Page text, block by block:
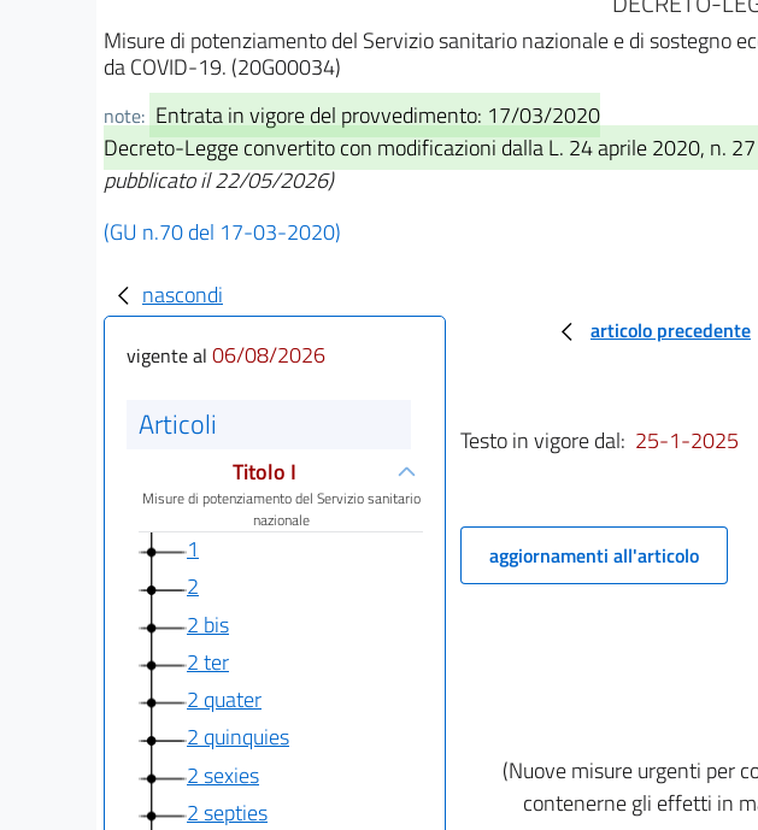
Misure di potenziamento del Servizio sanitario nazionale e di sostegno
da COVID-19. (20G00034)
note: Entrata in vigore del provvedimento: 17/03/2020
Decreto-Legge convertito con modificazioni dalla L. 24 aprile 2020, n.
pubblicato il 22/05/2026)
(GU n.70 del 17-03-2020)
nascondi
vigente al 06/08/2026
Articoli
Titolo I
Misure di potenziamento del Servizio sanitario
nazionale
1
2
2 bis
2 ter
2 quater
2 quinquies
2 sexies
2 septies
articolo precedente
Testo in vigore dal: 25-1-2025
aggiornamenti all'articolo
(Nuove misure urgenti per
contenerne gli effetti in